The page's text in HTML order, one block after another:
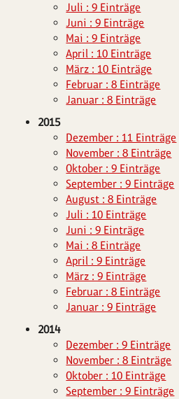
Juli : 9 Einträge
Juni : 9 Einträge
Mai : 9 Einträge
April : 10 Einträge
März : 10 Einträge
Februar : 8 Einträge
Januar : 8 Einträge
2015
Dezember : 11 Einträge
November : 8 Einträge
Oktober : 9 Einträge
September : 9 Einträge
August : 8 Einträge
Juli : 10 Einträge
Juni : 9 Einträge
Mai : 8 Einträge
April : 9 Einträge
März : 9 Einträge
Februar : 8 Einträge
Januar : 9 Einträge
2014
Dezember : 9 Einträge
November : 8 Einträge
Oktober : 10 Einträge
September : 9 Einträge